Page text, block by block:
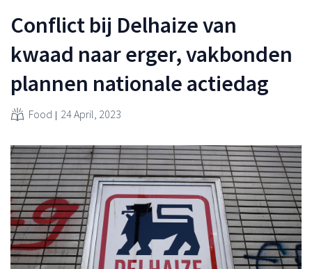
Conflict bij Delhaize van
kwaad naar erger, vakbonden
plannen nationale actiedag
Food 24 April, 2023